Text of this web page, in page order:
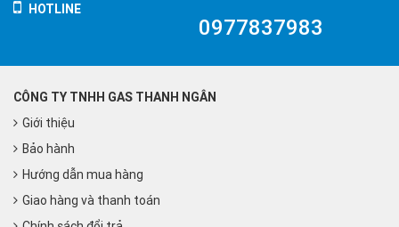
HOTLINE
0977837983
CÔNG TY TNHH GAS THANH NGÂN
Giới thiệu
Bảo hành
Hướng dẫn mua hàng
Giao hàng và thanh toán